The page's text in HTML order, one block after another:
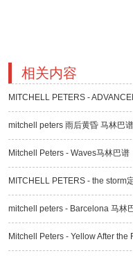
相关内容
MITCHELL PETERS -
mitchell peters 雨后黄昏 马林巴
Mitchell Peters - Waves马林巴谱
MITCHELL PETERS - the storm
mitchell peters - Barcelona 马林
Mitchell Peters - Yellow After the